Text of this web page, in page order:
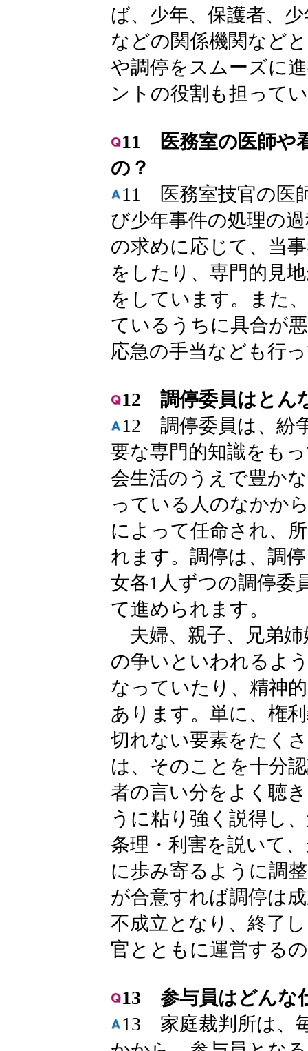
ば、少年、保護者、
などの関係機関など
や調停をスムーズに
ントの役割も担って
11 医務室の医師や
の？
11 医務室技官の医
び少年事件の処理の
の求めに応じて、当
をしたり、専門的見
をしています。また
ているうちに具合が
応急の手当なども行
12 調停委員はとん
12 調停委員は、紛
要な専門的知識をも
会生活のうえで豊か
っている人のなかか
によって任命され、
れます。調停は、調
女各1人ずつの調停委
て進められます。
夫婦、親子、兄弟姉
の争いといわれるよ
なっていたり、精神
あります。単に、権
切れない要素をたく
は、そのことを十分
者の言い分をよく聴
うに粘り強く説得し
条理・利害を説いて
に歩み寄るように調
が合意すれば調停は
不成立となり、終了
官とともに運営する
13 参与員はどんな
13 家庭裁判所は、